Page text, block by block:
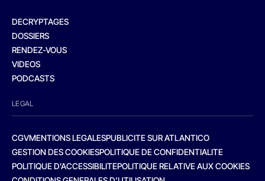
DECRYPTAGES
DOSSIERS
RENDEZ-VOUS
VIDEOS
PODCASTS
LEGAL
CGVMENTIONS LEGALESPUBLICITE SUR ATLANTICO
GESTION DES COOKIESPOLITIQUE DE CONFIDENTIALITE
POLITIQUE D’ACCESSIBILITEPOLITIQUE RELATIVE AUX COOKIES